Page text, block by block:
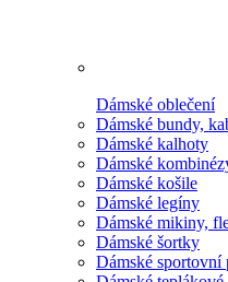
Dámské oblečení
Dámské bundy,
Dámské kalhoty
Dámské
Dámské košile
Dámské legíny
Dámské mikiny,
Dámské šortky
Dámské sportovní